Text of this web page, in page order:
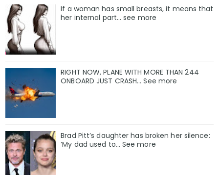
If a woman has small breasts, it means that
her internal part… see more
RIGHT NOW, PLANE WITH MORE THAN 244
ONBOARD JUST CRASH... See more
Brad Pitt’s daughter has broken her silence:
‘My dad used to… See more